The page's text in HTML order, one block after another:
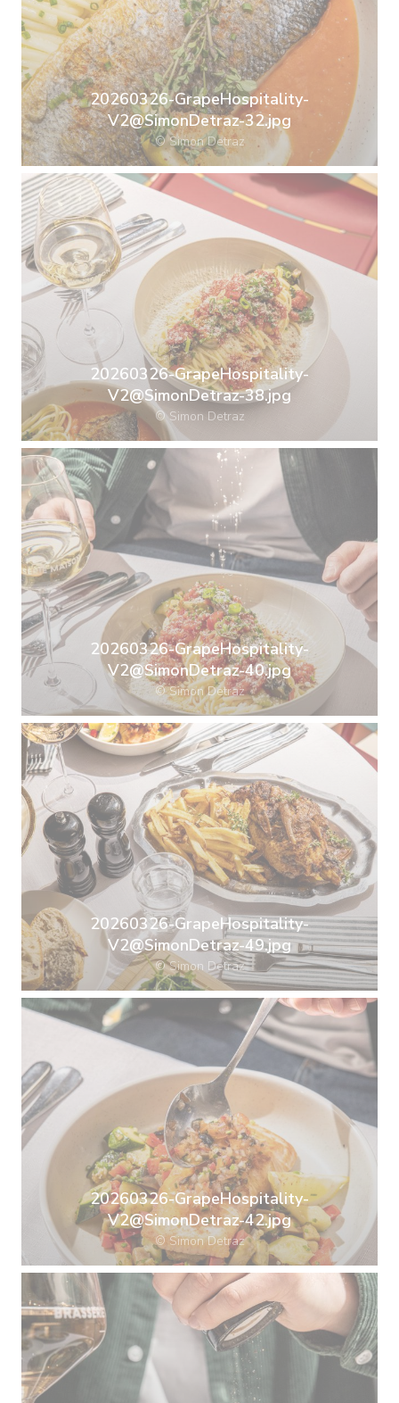
20260326-GrapeHospitality-
V2@SimonDetraz-32.jpg
© Simon Detraz
20260326-GrapeHospitality-
V2@SimonDetraz-38.jpg
© Simon Detraz
20260326-GrapeHospitality-
V2@SimonDetraz-40.jpg
© Simon Detraz
20260326-GrapeHospitality-
V2@SimonDetraz-49.jpg
© Simon Detraz
20260326-GrapeHospitality-
V2@SimonDetraz-42.jpg
© Simon Detraz